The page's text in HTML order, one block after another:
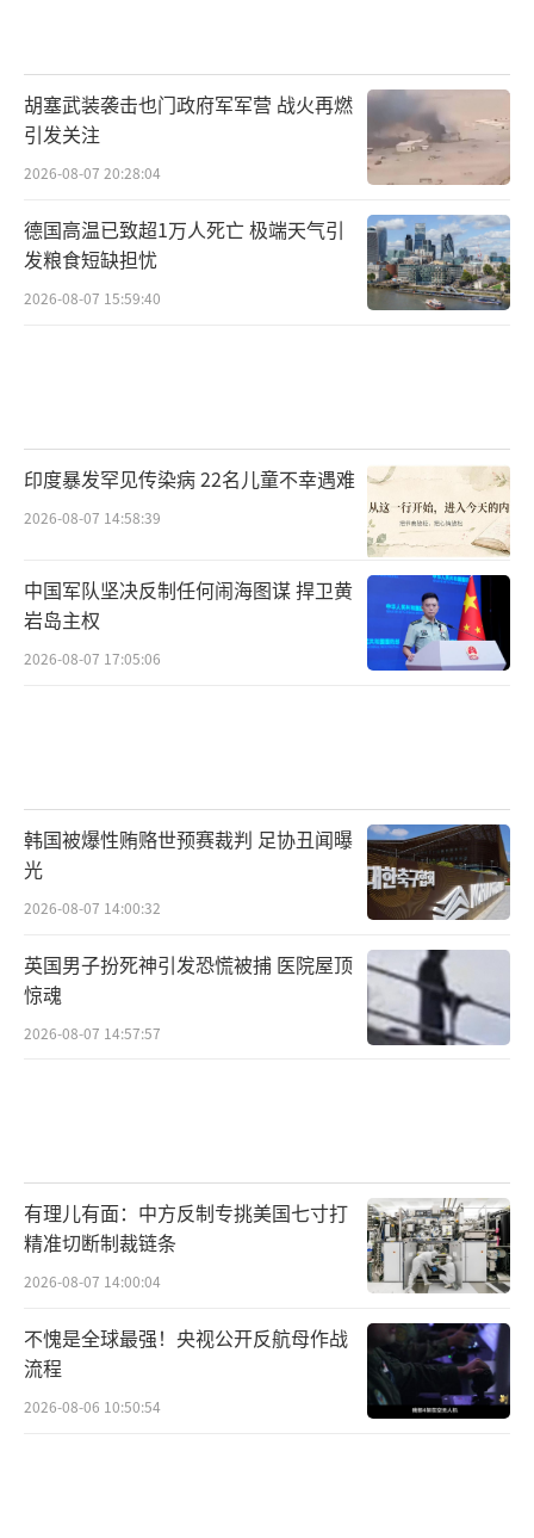
胡塞武装袭击也门政府军军营 战火再燃
引发关注
2026-08-07 20:28:04
德国高温已致超1万人死亡 极端天气引
发粮食短缺担忧
2026-08-07 15:59:40
印度暴发罕见传染病 22名儿童不幸遇难
2026-08-07 14:58:39
中国军队坚决反制任何闹海图谋 捍卫黄
岩岛主权
2026-08-07 17:05:06
韩国被爆性贿赂世预赛裁判 足协丑闻曝
光
2026-08-07 14:00:32
英国男子扮死神引发恐慌被捕 医院屋顶
惊魂
2026-08-07 14:57:57
有理儿有面：中方反制专挑美国七寸打
精准切断制裁链条
2026-08-07 14:00:04
不愧是全球最强！央视公开反航母作战
流程
2026-08-06 10:50:54